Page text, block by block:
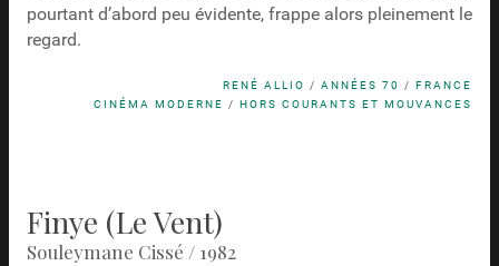
pourtant d’abord peu évidente, frappe alors pleinement le
regard.
RENÉ ALLIO /ANNÉES 70 /FRANCE
CINÉMA MODERNE /HORS COURANTS ET MOUVANCES
Finye (Le Vent)
Souleymane Cissé / 1982